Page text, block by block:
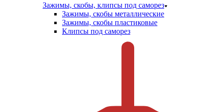
Зажимы, скобы, клипсы под саморез
Зажимы, скобы металлические
Зажимы, скобы пластиковые
Клипсы под саморез